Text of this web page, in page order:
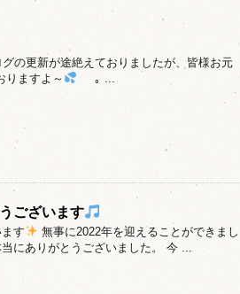
の更新が途絶えておりましたが、皆様お元
りますよ～
｡ ...
ございます
す
無事に2022年を迎えることができまし
にありがとうございました。 今 ...